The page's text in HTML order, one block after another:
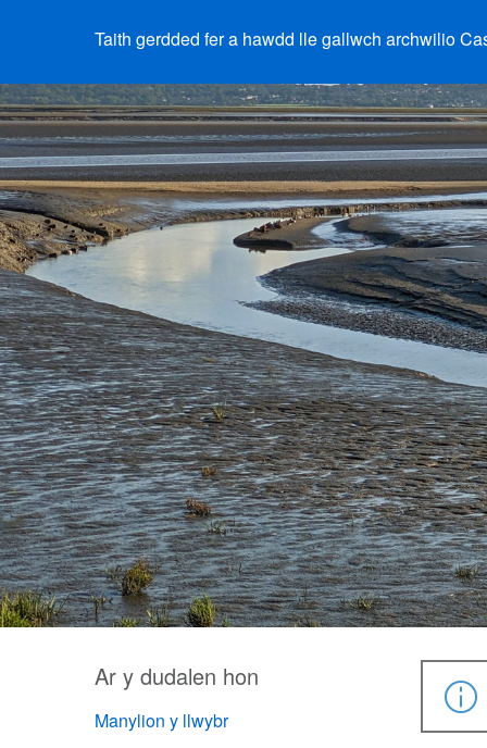
Taith gerdded fer a hawdd lle gallwch archwilio
Ar y dudalen hon
Manylion y llwybr